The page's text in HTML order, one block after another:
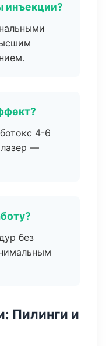
инъекции?
4-6
—
без
Пилинги и